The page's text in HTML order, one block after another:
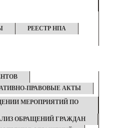
РЕЕСТР НПА
ПРАВОВЫЕ АКТЫ
МЕРОПРИЯТИЙ ПО
ОБРАЩЕНИЙ ГРАЖДАН